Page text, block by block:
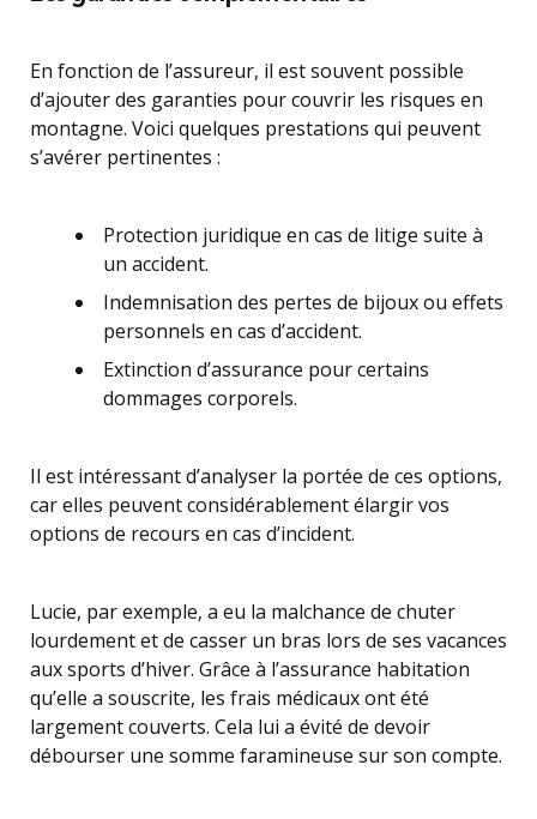
En fonction de l’assureur, il est souvent possible
d’ajouter des garanties pour couvrir les risques en
montagne. Voici quelques prestations qui peuvent
s’avérer pertinentes :
Protection juridique en cas de litige suite à
un accident.
Indemnisation des pertes de bijoux ou effets
personnels en cas d’accident.
Extinction d’assurance pour certains
dommages corporels.
Il est intéressant d’analyser la portée de ces options,
car elles peuvent considérablement élargir vos
options de recours en cas d’incident.
Lucie, par exemple, a eu la malchance de chuter
lourdement et de casser un bras lors de ses vacances
aux sports d’hiver. Grâce à l’assurance habitation
qu’elle a souscrite, les frais médicaux ont été
largement couverts. Cela lui a évité de devoir
débourser une somme faramineuse sur son compte.